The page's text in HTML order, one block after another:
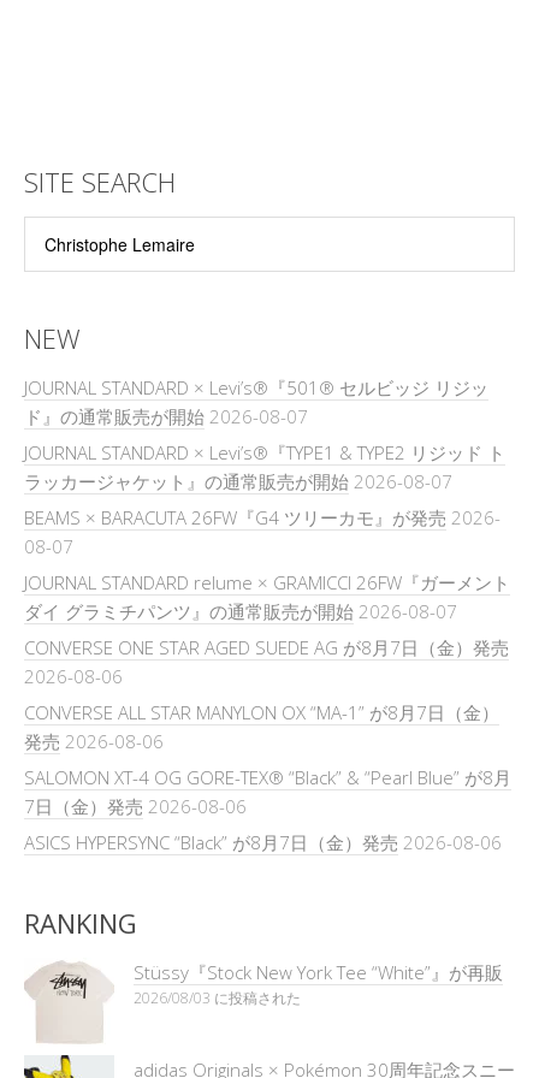
SITE SEARCH
NEW
JOURNAL STANDARD × Levi’s®『501® セルビッジ リジッ
ド』の通常販売が開始 2026-08-07
JOURNAL STANDARD × Levi’s®『TYPE1 & TYPE2 リジッド ト
ラッカージャケット』の通常販売が開始 2026-08-07
BEAMS × BARACUTA 26FW『G4 ツリーカモ』が発売 2026-
08-07
JOURNAL STANDARD relume × GRAMICCI 26FW『ガーメント
ダイ グラミチパンツ』の通常販売が開始 2026-08-07
CONVERSE ONE STAR AGED SUEDE AG が8月7日（金）発売
2026-08-06
CONVERSE ALL STAR MANYLON OX “MA-1” が8月7日（金）
発売 2026-08-06
SALOMON XT-4 OG GORE-TEX® “Black” & “Pearl Blue” が8月
7日（金）発売 2026-08-06
ASICS HYPERSYNC “Black” が8月7日（金）発売 2026-08-06
RANKING
Stüssy『Stock New York Tee “White”』が再販
2026/08/03 に投稿された
adidas Originals × Pokémon 30周年記念スニー